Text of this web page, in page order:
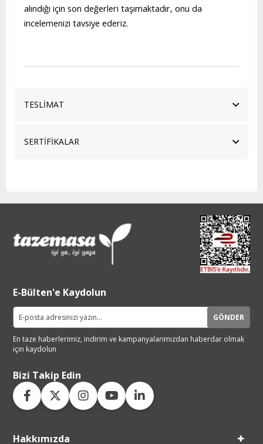
alındığı için son değerleri taşımaktadır, onu da
incelemenizi tavsiye ederiz.
TESLİMAT
SERTİFİKALAR
E-Bülten'e Kaydolun
GÖNDER
En taze haberlerimiz, indirim ve kampanyalarımızdan haberdar olmak
için kaydolun
Bizi Takip Edin
Hakkımızda